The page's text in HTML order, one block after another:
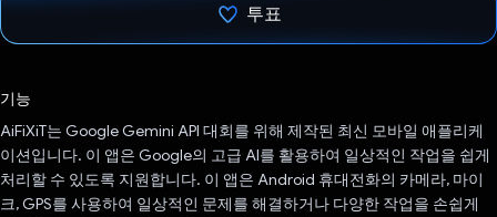
투표
기능
AiFiXiT는 Google Gemini API 대회를 위해 제작된 최신 모바일 애플리케
이션입니다. 이 앱은 Google의 고급 AI를 활용하여 일상적인 작업을 쉽게
처리할 수 있도록 지원합니다. 이 앱은 Android 휴대전화의 카메라, 마이
크, GPS를 사용하여 일상적인 문제를 해결하거나 다양한 작업을 손쉽게